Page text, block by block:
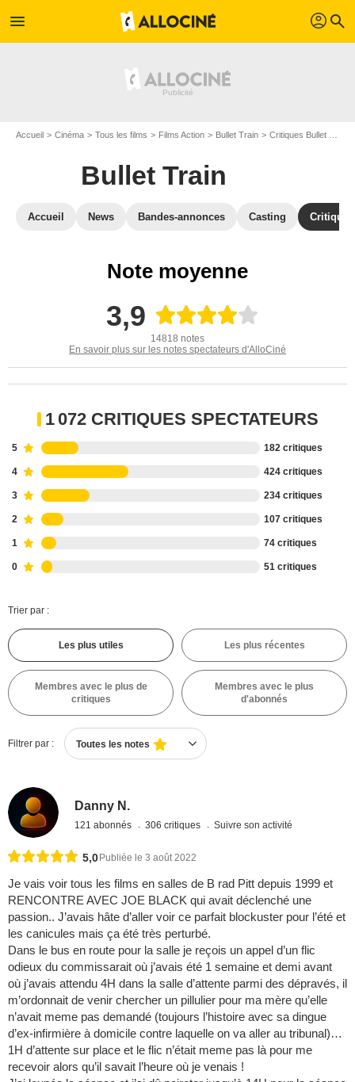
menu profil search
Accueil Cinéma Tous les films Films Action Bullet Train Critiques Bullet Train
Bullet Train
Accueil News Bandes-annonces Casting
Note moyenne
3,9
14818 notes
En savoir plus sur les notes spectateurs d'AlloCiné
1 072 CRITIQUES SPECTATEURS
5 182 critiques
4 424 critiques
3 234 critiques
2 107 critiques
1 74 critiques
0 51 critiques
Trier par :
Les plus utiles Les plus récentes
Membres avec le plus de
critiques
Membres avec le plus
d'abonnés
Filtrer par : Toutes les notes
Danny N.
121 abonnés 306 critiques Suivre son activité
5,0 Publiée le 3 août 2022
Je vais voir tous les films en salles de B rad Pitt depuis 1999 et
RENCONTRE AVEC JOE BLACK qui avait déclenché une
passion.. J’avais hâte d’aller voir ce parfait blockuster pour l’été et
les canicules mais ça été très perturbé.
Dans le bus en route pour la salle je reçois un appel d’un flic
odieux du commissarait où j’avais été 1 semaine et demi avant
où j’avais attendu 4H dans la salle d’attente parmi des dépravés, il
m’ordonnait de venir chercher un pillulier pour ma mère qu’elle
n’avait meme pas demandé (toujours l’histoire avec sa dingue
d’ex-infirmière à domicile contre laquelle on va aller au tribunal)…
1H d’attente sur place et le flic n’était meme pas là pour me
recevoir alors qu’il savait l’heure où je venais !